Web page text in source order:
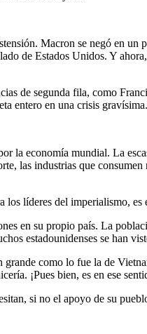
Macron se negó en
de Estados Unidos. Y
de segunda fila, como
entero en una crisis gravísima.
la economía mundial. La
las industrias que
líderes del imperialismo, es
en su propio país. La
estadounidenses se han
grande como lo fue la de
¡Pues bien, es en ese
si no el apoyo de su